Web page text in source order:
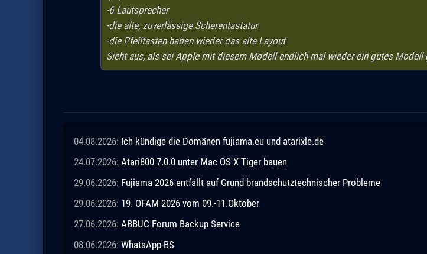
-6 Lautsprecher
-die alte, zuverlässige Scherentastatur
-die Pfeiltasten haben wieder das alte Layout
Sieht aus, als sei Apple mit diesem Modell endlich mal wieder ein gutes Modell
04.08.2026: Ich kündige die Domänen fujiama.eu und atarixle.de
24.07.2026: Atari800 7.0.0 unter Mac OS X Tiger bauen
29.06.2026: Fujiama 2026 entfällt auf Grund brandschutztechnischer Probleme
29.06.2026: 19. OFAM 2026 vom 09.-11.Oktober
27.06.2026: ABBUC Forum Backup Service
08.06.2026: WhatsApp-BS